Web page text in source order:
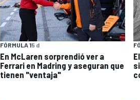
FÓRMULA 15 d
En McLaren sorprendió ver a
Ferrari en Madring y aseguran que
tienen "ventaja"